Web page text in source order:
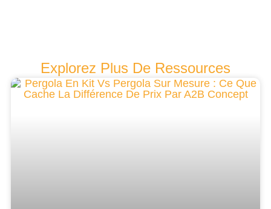
Explorez Plus De Ressources